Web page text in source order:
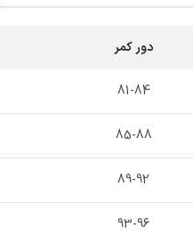
دور کمر
81-84
85-88
89-92
93-96